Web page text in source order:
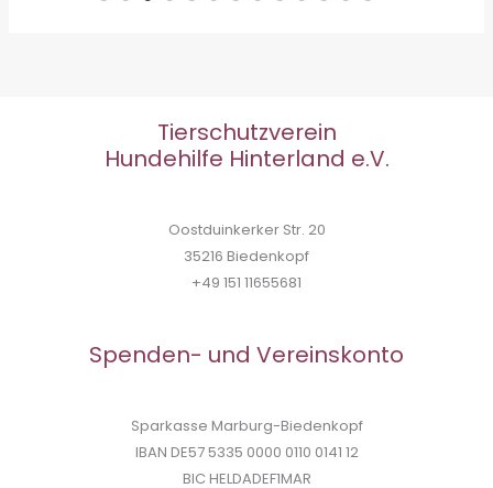
Tierschutzverein
Hundehilfe Hinterland e.V.
Oostduinkerker Str. 20
35216 Biedenkopf
+49 151 11655681
Spenden- und Vereinskonto
Sparkasse Marburg-Biedenkopf
IBAN DE57 5335 0000 0110 0141 12
BIC HELDADEF1MAR